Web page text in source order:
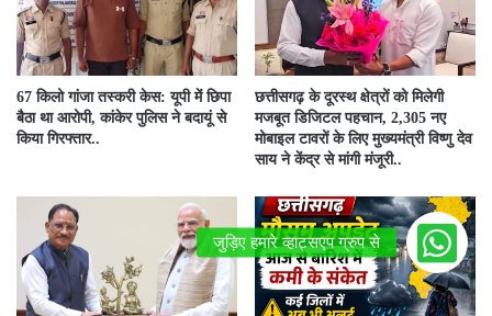
67 किलो गांजा तस्करी केस: यूपी में छिपा
बैठा था आरोपी, कांकेर पुलिस ने बदायूं से
किया गिरफ्तार..
छत्तीसगढ़ के दूरस्थ क्षेत्रों को मिलेगी
मजबूत डिजिटल पहचान, 2,305 नए
मोबाइल टावरों के लिए मुख्यमंत्री विष्णु देव
साय ने केंद्र से मांगी मंजूरी..